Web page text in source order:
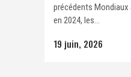
précédents Mondiaux
en 2024, les...
19 juin, 2026